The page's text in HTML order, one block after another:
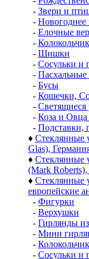
- Звери и
- Новогоднее
- Елочные
-
- Шишки
- Сосульки и
- Пасхальные
- Бусы
- Кошечки,
- Светящиеся
- Коза и
- Подставки,
♦ Стеклянные
Glas),
♦ Стеклянные
(Mark
♦ Стеклянные
европейские
- Фигурки
- Верхушки
- Гирлянды
- Мини
-
- Сосульки и